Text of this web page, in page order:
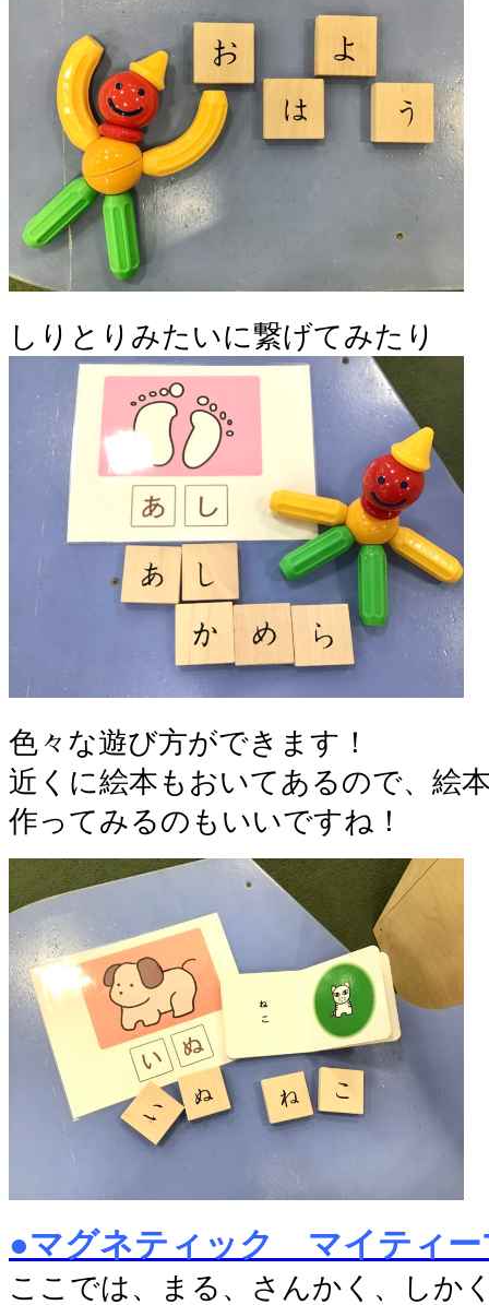
しりとりみたいに繋げてみたり
色々な遊び方ができます！
近くに絵本もおいてあるので、絵
作ってみるのもいいですね！
●マグネティック マイティー
ここでは、まる、さんかく、しか